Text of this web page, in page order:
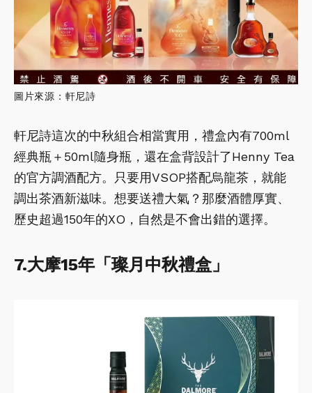
圖片來源：軒尼詩
軒尼詩這次的中秋組合相當實用，禮盒內有700ml
經典瓶＋50ml隨身瓶，還在盒背設計了Henny Tea
的官方調酒配方。只要用VSOP搭配烏龍茶，就能
調出茶酒新滋味。想要送禮大氣？那麼酒體厚實、
歷史超過150年的XO，自然是不會出錯的選擇。
7.大摩15年「璨月中秋禮盒」